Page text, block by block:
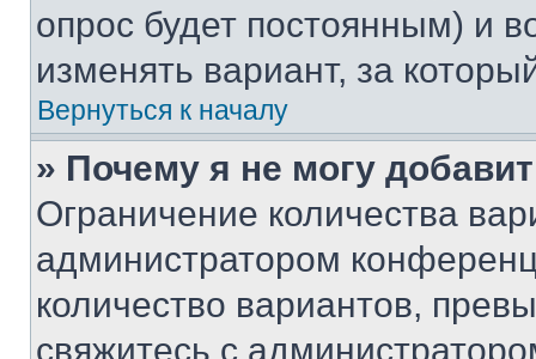
опрос будет постоянным) и
изменять вариант, за
Вернуться к началу
» Почему я не могу
Ограничение количества
администратором
количество вариантов,
свяжитесь с